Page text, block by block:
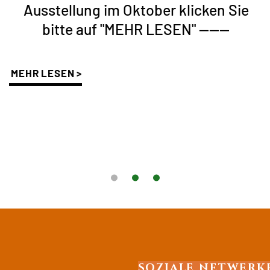
Ausstellung im Oktober klicken Sie
bitte auf "MEHR LESEN" ------
MEHR LESEN >